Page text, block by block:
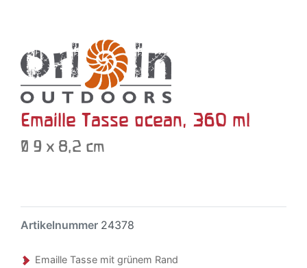
Emaille Tasse ocean, 360 ml
Ø 9 x 8,2 cm
Artikelnummer 24378
Emaille Tasse mit grünem Rand